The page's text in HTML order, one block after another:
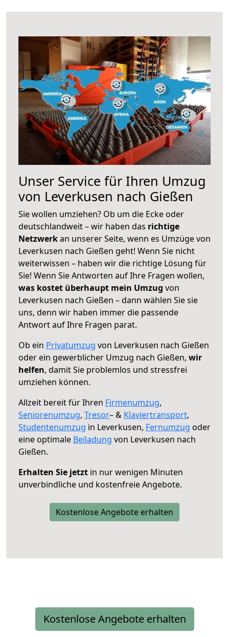
Unser Service für Ihren Umzug
von Leverkusen nach Gießen
Sie wollen umziehen? Ob um die Ecke oder
deutschlandweit – wir haben das richtige
Netzwerkan unserer Seite, wenn es Umzüge von
Leverkusen nach Gießen geht! Wenn Sie nicht
weiterwissen – haben wir die richtige Lösung für
Sie! Wenn Sie Antworten auf Ihre Fragen wollen,
was kostet überhaupt mein Umzug von
Leverkusen nach Gießen – dann wählen Sie sie
uns, denn wir haben immer die passende
Antwort auf Ihre Fragen parat.
Ob ein Privatumzug von Leverkusen nach Gießen
oder ein gewerblicher Umzug nach Gießen, wir
helfen, damit Sie problemlos und stressfrei
umziehen können.
Allzeit bereit für Ihren Firmenumzug,
Seniorenumzug, Tresor– & Klaviertransport,
Studentenumzug in Leverkusen, Fernumzug oder
eine optimale Beiladung von Leverkusen nach
Gießen.
Erhalten Sie jetzt in nur wenigen Minuten
unverbindliche und kostenfreie Angebote.
Kostenlose Angebote erhalten
Kostenlose Angebote erhalten